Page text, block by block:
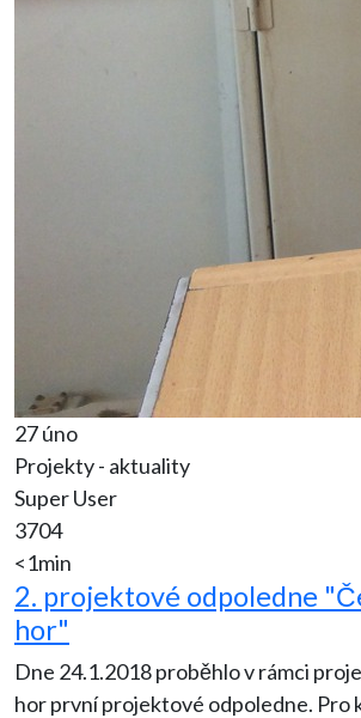
27 úno
Projekty - aktuality
Super User
3704
<1min
2. projektové odpoledne
hor"
Dne 24.1.2018 proběhlo v rámci
hor první projektové odpoledne. Pro